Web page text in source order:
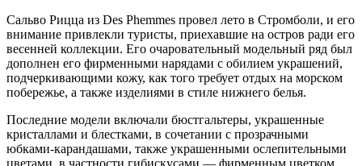
Сальво Рицца из Des Phemmes провел лето в Стромболи, и его
внимание привлекли туристы, приехавшие на остров ради его
весенней коллекции. Его очаровательный модельный ряд был
дополнен его фирменными нарядами с обилием украшений,
подчеркивающими кожу, как того требует отдых на морском
побережье, а также изделиями в стиле нижнего белья.
Последние модели включали бюстгальтеры, украшенные
кристаллами и блестками, в сочетании с прозрачными
юбками-карандашами, также украшенными ослепительными
цветами, в частности гибискусами — фирменным цветком